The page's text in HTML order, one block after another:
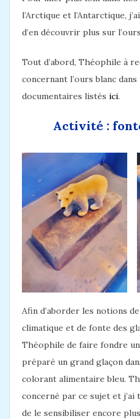
l’Arctique et l’Antarctique,
d’en découvrir plus sur
Tout d’abord, Théophile à
concernant l’ours blanc
documentaires listés ici.
Activité :
Afin d’aborder les notions
climatique et de fonte des
Théophile de faire fondre
préparé un grand glaçon
colorant alimentaire bleu.
concerné par ce sujet et
de le sensibiliser encore